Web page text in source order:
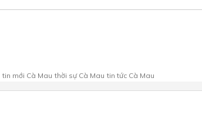
tin mới Cà Mau thời sự Cà Mau tin tức Cà Mau